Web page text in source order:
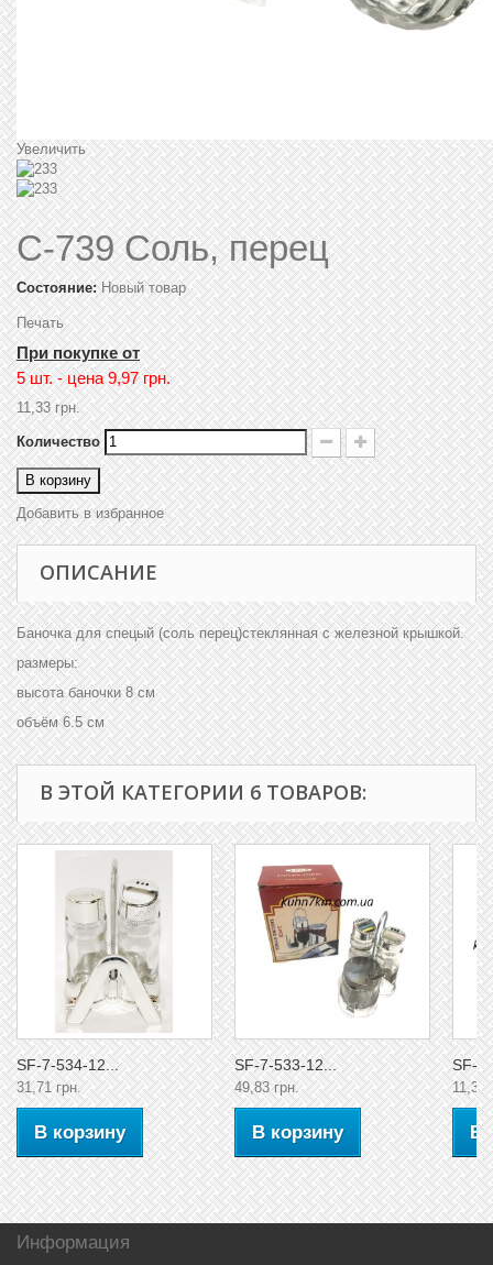
Увеличить
C-739 Соль, перец
Состояние: Новый товар
Печать
При покупке от
5 шт. - цена9,97 грн.
11,33 грн.
Количество
В корзину
Добавить в избранное
ОПИСАНИЕ
Баночка для спецый (соль перец)стеклянная с железной крышкой.
размеры:
высота баночки 8 см
объём 6.5 см
В ЭТОЙ КАТЕГОРИИ 6 ТОВАРОВ:
SF-7-534-12...
31,71 грн.
В корзину
SF-7-533-12...
49,83 грн.
В корзину
SF-
11,33
В
Информация